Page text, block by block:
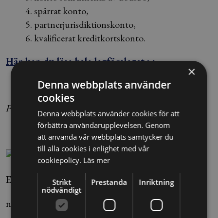
4. spärrat konto,
5. partnerjurisdiktionskonto,
6. kvalificerat kreditkortskonto.
Här kan du läsa hela lagförslaget >>
Foto: Sang Tan / TT
Ebba Wigerström/Nils Ivars
nils.ivars@alltomjuridik.se
×
Denna webbplats använder
cookies
Denna webbplats använder cookies för att
förbättra användarupplevelsen. Genom
att använda vår webbplats samtycker du
till alla cookies i enlighet med vår
cookiepolicy. Läs mer
Strikt
nödvändigt
Prestanda Inriktning